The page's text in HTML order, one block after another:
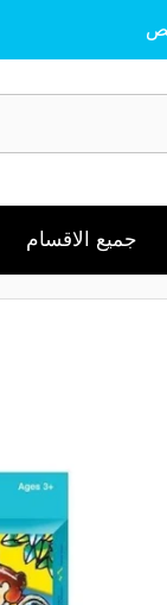
جميع الاقسام